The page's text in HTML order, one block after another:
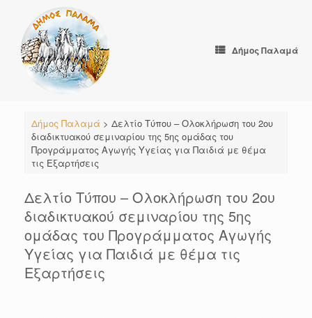
content
Δήμος Παλαμά
Δήμος Παλαμά > Δελτίο Τύπου – Ολοκλήρωση του 2ου
διαδικτυακού σεμιναρίου της 5ης ομάδας του
Προγράμματος Αγωγής Υγείας για Παιδιά με θέμα
τις Εξαρτήσεις
Δελτίο Τύπου – Ολοκλήρωση του 2ου
διαδικτυακού σεμιναρίου της 5ης
ομάδας του Προγράμματος Αγωγής
Υγείας για Παιδιά με θέμα τις
Εξαρτήσεις